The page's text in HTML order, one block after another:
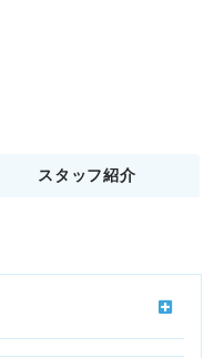
スタッフ紹介